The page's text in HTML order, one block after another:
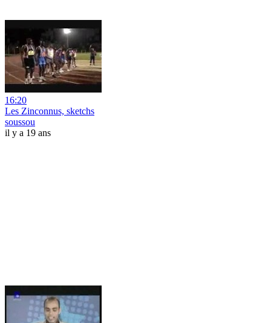
16:20
Les Zinconnus, sketchs
soussou
il y a 19 ans